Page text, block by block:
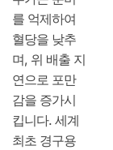
를 억제하여
혈당을 낮추
며, 위 배출 지
연으로 포만
감을 증가시
킵니다. 세계
최초 경구용